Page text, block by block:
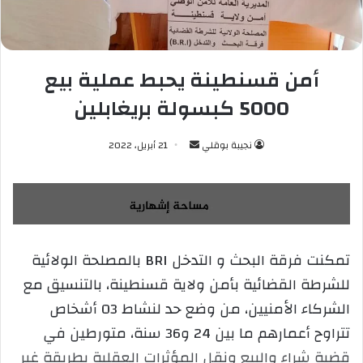
أمن قسنطينة يحبط عملية بيع
5000 كبسولة بريغابلين
نجيبة بوقلي
س
ل
ب
ي
د
إ
ل
ك
21 أبريل، 2022
تمكنت فرقة البحث و التدخل BRI بالمصلحة الولائية
للشرطة القضائية بأمن ولاية قسنطينة، بالتنسيق مع
الشركاء الأمنيين، من وضع حد لنشاط 03 أشخاص
تتراوح أعمارهم ما بين 24 و36 سنة، متورطين في